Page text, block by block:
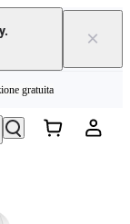
×
gratuita
nuovo acquisto.｜
now!